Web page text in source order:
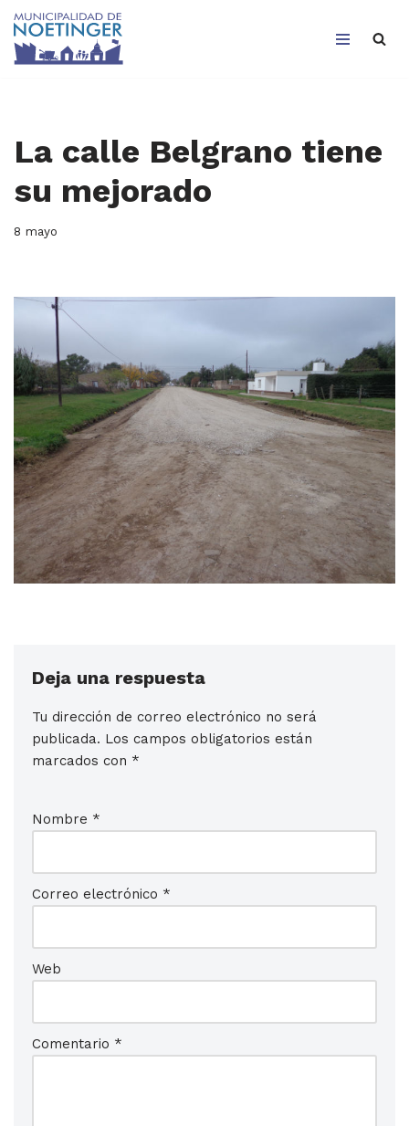
Saltar
La calle Belgrano tiene
su mejorado
8 mayo
Deja una respuesta
Tu dirección de correo electrónico no será
publicada. Los campos obligatorios están
marcados con *
Nombre *
Correo electrónico *
Web
Comentario *